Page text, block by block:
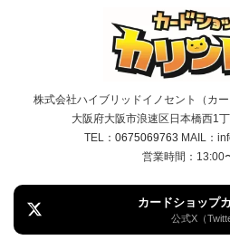
株式会社ハイブリッドイノセント（カ
大阪府大阪市浪速区日本橋西1
TEL： 0675069763 MAIL：
営業時間：13:00
カードショップ
公式X（